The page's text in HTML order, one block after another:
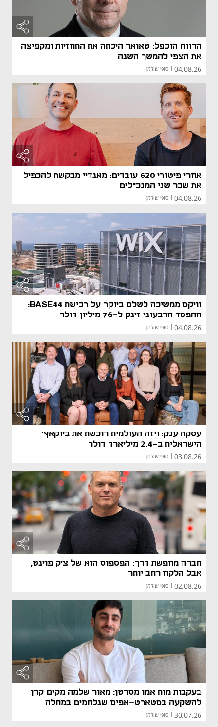
הרווח הוכפל: טאואר היכתה את התחזיות ומקפיצה
את הצפי להמשך השנה
04.08.26 סופי שולמן
אחרי פיטורי 620 עובדים: מאנדיי מבקשת להכפיל
את שכר שני המנכ"לים
04.08.26 סופי שולמן
וויקס ממשיכה לשלם ביוקר על רכישת BASE44:
ההפסד הרבעוני זינק ל-76 מיליון דולר
04.08.26 סופי שולמן
עסקת ענק: ויזה העולמית רוכשת את ביוקאץ'
הישראלית ב-2.4 מיליארד דולר
03.08.26 סופי שולמן
חברה מחפשת דרך: הפספוס הוא של צ'ק פוינט,
אבל הלקח רחב יותר
02.08.26
| סופי שולמן
בעקבות מות אמו מסרטן: מאור שלמה מקים קרן
להשקעה בסטארט-אפים שנלחמים במחלה
30.07.26
| סופי שולמן